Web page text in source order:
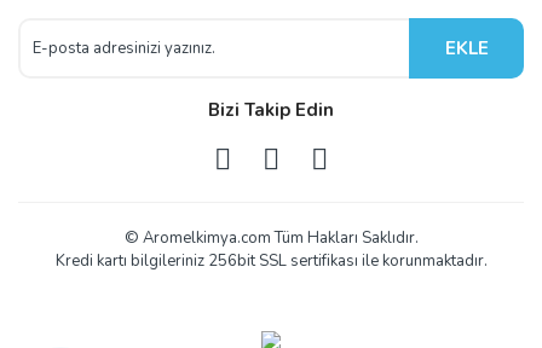
EKLE
Bizi Takip Edin
© Aromelkimya.com Tüm Hakları Saklıdır.
Kredi kartı bilgileriniz 256bit SSL sertifikası ile korunmaktadır.